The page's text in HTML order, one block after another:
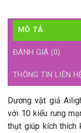
MÔ TẢ
ĐÁNH GIÁ (0)
THÔNG TIN LIÊN
Dương vật giả
với 10 kiểu rung
thụt giúp kích thích